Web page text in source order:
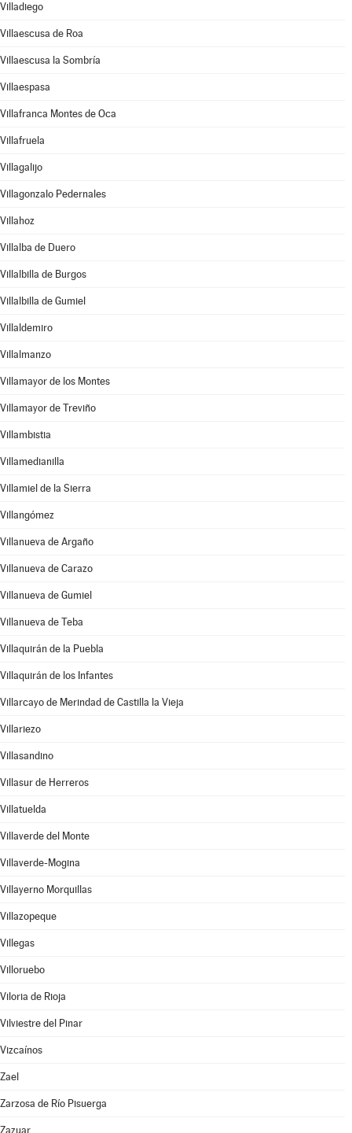
Villadiego
Villaescusa de Roa
Villaescusa la Sombría
Villaespasa
Villafranca Montes de Oca
Villafruela
Villagalijo
Villagonzalo Pedernales
Villahoz
Villalba de Duero
Villalbilla de Burgos
Villalbilla de Gumiel
Villaldemiro
Villalmanzo
Villamayor de los Montes
Villamayor de Treviño
Villambistia
Villamedianilla
Villamiel de la Sierra
Villangómez
Villanueva de Argaño
Villanueva de Carazo
Villanueva de Gumiel
Villanueva de Teba
Villaquirán de la Puebla
Villaquirán de los Infantes
Villarcayo de Merindad de Castilla la Vieja
Villariezo
Villasandino
Villasur de Herreros
Villatuelda
Villaverde del Monte
Villaverde-Mogina
Villayerno Morquillas
Villazopeque
Villegas
Villoruebo
Viloria de Rioja
Vilviestre del Pinar
Vizcaínos
Zael
Zarzosa de Río Pisuerga
Zazuar